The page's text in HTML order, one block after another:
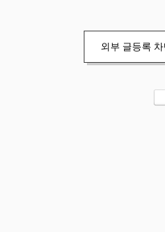
외부 글등록